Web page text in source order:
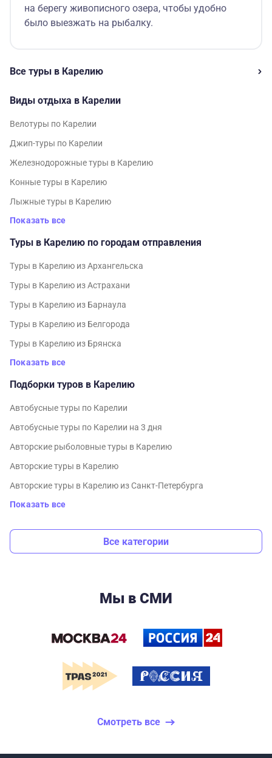
на берегу живописного озера, чтобы удобно
было выезжать на рыбалку.
Все туры в Карелию
Виды отдыха в Карелии
Велотуры по Карелии
Джип-туры по Карелии
Железнодорожные туры в Карелию
Конные туры в Карелию
Лыжные туры в Карелию
Показать все
Туры в Карелию по городам отправления
Туры в Карелию из Архангельска
Туры в Карелию из Астрахани
Туры в Карелию из Барнаула
Туры в Карелию из Белгорода
Туры в Карелию из Брянска
Показать все
Подборки туров в Карелию
Автобусные туры по Карелии
Автобусные туры по Карелии на 3 дня
Авторские рыболовные туры в Карелию
Авторские туры в Карелию
Авторские туры в Карелию из Санкт-Петербурга
Показать все
Все категории
Мы в СМИ
Смотреть все